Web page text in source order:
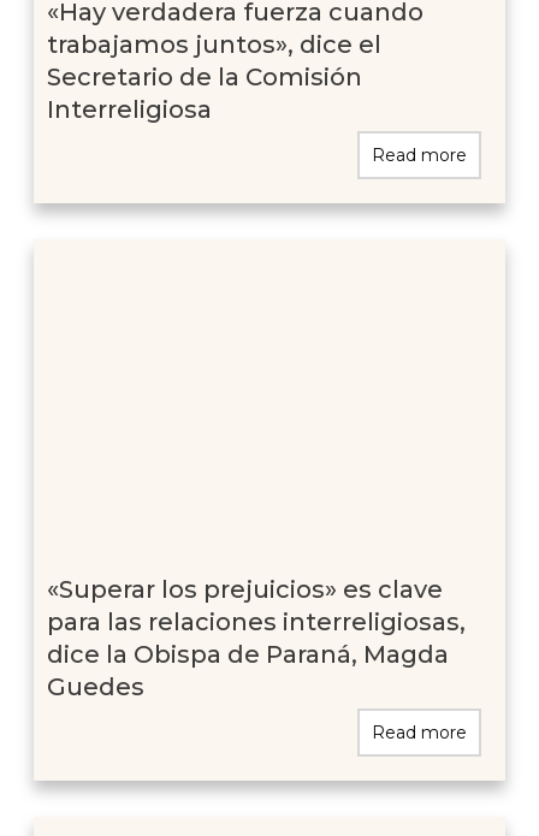
«Hay verdadera fuerza cuando
trabajamos juntos», dice el
Secretario de la Comisión
Interreligiosa
Read more
«Superar los prejuicios» es clave
para las relaciones interreligiosas,
dice la Obispa de Paraná, Magda
Guedes
Read more